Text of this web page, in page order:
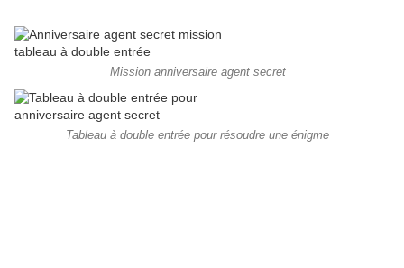
Mission anniversaire agent secret
Tableau à double entrée pour résoudre une énigme